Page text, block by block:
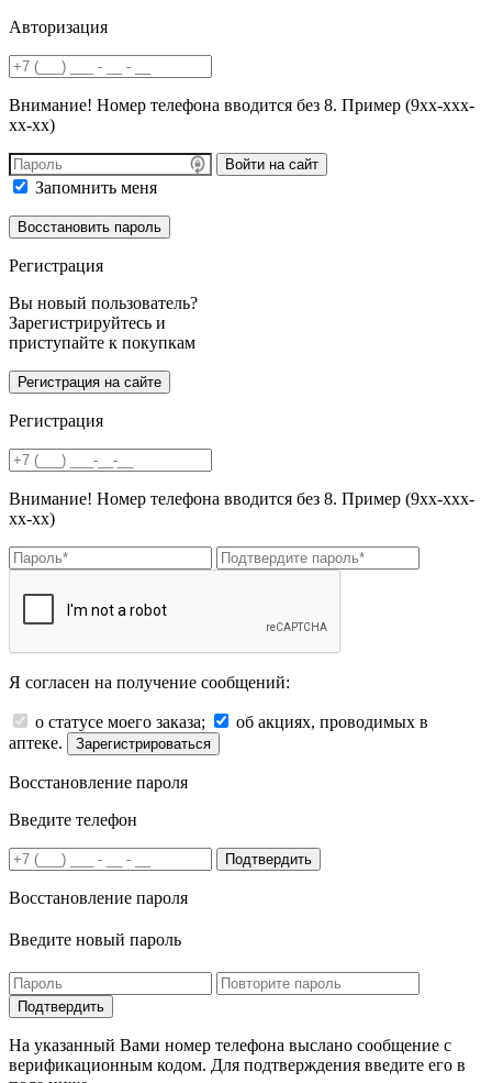
Авторизация
Внимание! Номер телефона вводится без 8. Пример (9хх-ххх-
хх-хх)
Войти на сайт
Запомнить меня
Регистрация
Вы новый пользователь?
Зарегистрируйтесь и
приступайте к покупкам
Регистрация
Внимание! Номер телефона вводится без 8. Пример (9хх-ххх-
хх-хх)
Я согласен на получение сообщений:
о статусе моего заказа;
об акциях, проводимых в
аптеке.
Зарегистрироваться
Восстановление пароля
Введите телефон
Подтвердить
Восстановление пароля
Введите новый пароль
На указанный Вами номер телефона выслано сообщение с
верификационным кодом. Для подтверждения введите его в